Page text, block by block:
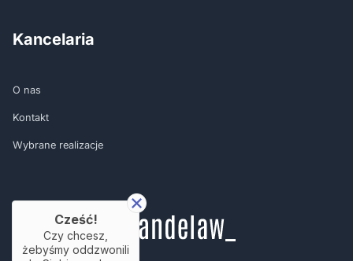
Kancelaria
O nas
Kontakt
Wybrane realizacje
Cześć!
Czy chcesz,
żebyśmy oddzwonili